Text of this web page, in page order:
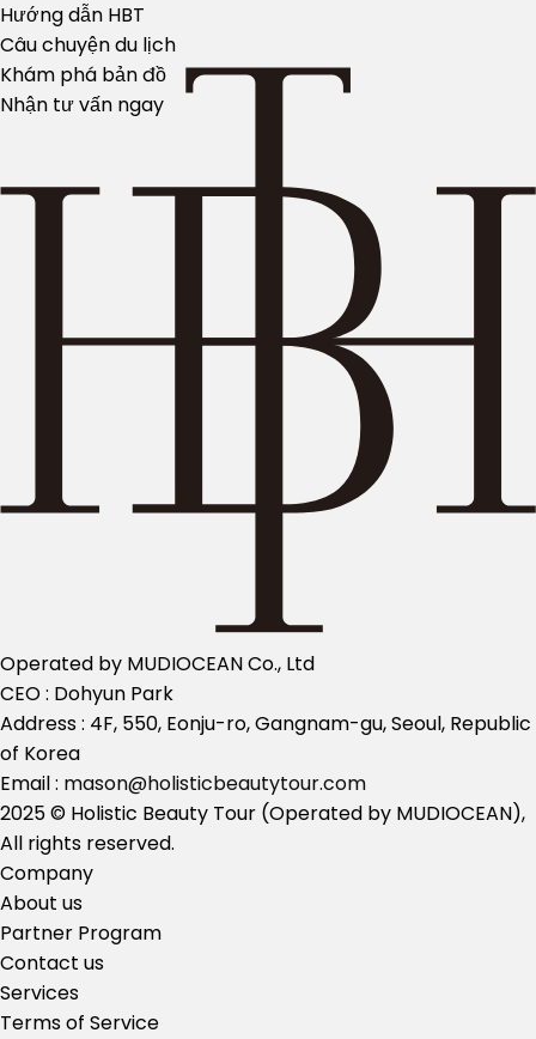
Hướng dẫn HBT
Câu chuyện du lịch
Khám phá bản đồ
Nhận tư vấn ngay
Operated by MUDIOCEAN Co., Ltd
CEO : Dohyun Park
Address : 4F, 550, Eonju-ro, Gangnam-gu, Seoul, Republic
of Korea
Email : mason@holisticbeautytour.com
2025 © Holistic Beauty Tour (Operated by MUDIOCEAN),
All rights reserved.
Company
About us
Partner Program
Contact us
Services
Terms of Service